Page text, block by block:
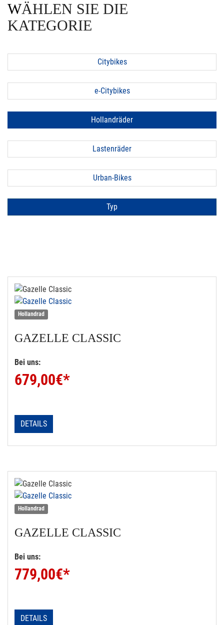
WÄHLEN SIE DIE
KATEGORIE
Citybikes
e-Citybikes
Hollandräder
Lastenräder
Urban-Bikes
Typ
Hollandrad
GAZELLE CLASSIC
Bei uns:
679,00€*
DETAILS
Hollandrad
GAZELLE CLASSIC
Bei uns:
779,00€*
DETAILS